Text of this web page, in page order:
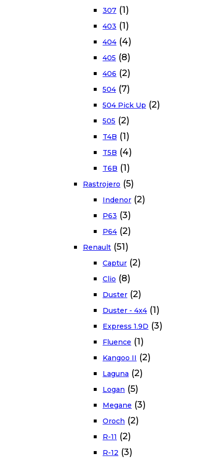
307 (1)
403 (1)
404 (4)
405 (8)
406 (2)
504 (7)
504 Pick Up (2)
505 (2)
T4B (1)
T5B (4)
T6B (1)
Rastrojero (5)
Indenor (2)
P63 (3)
P64 (2)
Renault (51)
Captur (2)
Clio (8)
Duster (2)
Duster - 4x4 (1)
Express 1.9D (3)
Fluence (1)
Kangoo II (2)
Laguna (2)
Logan (5)
Megane (3)
Oroch (2)
R-11 (2)
R-12 (3)